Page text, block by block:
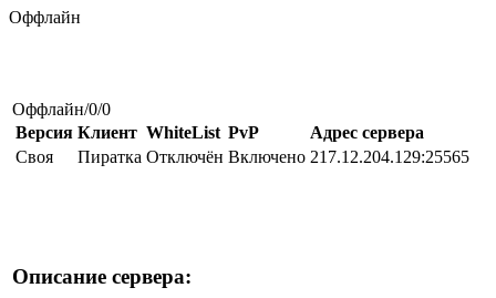
Оффлайн
Оффлайн/0/0
Версия Клиент WhiteList PvP
Адрес сервера
Своя
Пиратка Отключён Включено 217.12.204.129:25565
Описание сервера: